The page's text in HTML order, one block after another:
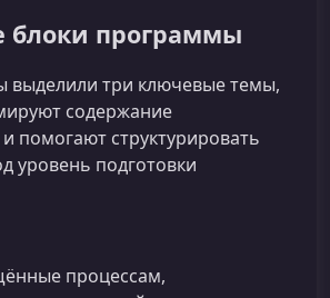
блоки программы
выделили три ключевые темы,
содержание
помогают структурировать
уровень подготовки
процессам,